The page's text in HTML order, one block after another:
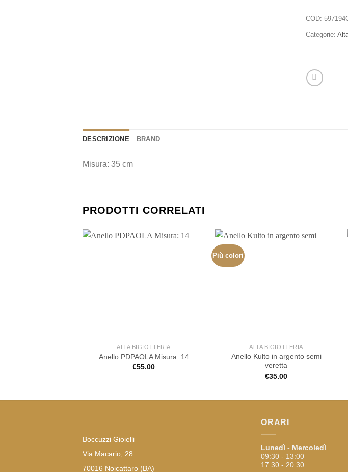
COD:
Categorie:
DESCRIZIONE BRAND
Misura: 35 cm
PRODOTTI CORRELATI
ALTA BIGIOTTERIA
Anello PDPAOLA Misura: 14
€55.00
Più colori
ALTA BIGIOTTERIA
Anello Kulto in argento semi
veretta
€35.00
Boccuzzi Gioielli
Via Macario, 28
70016 Noicattaro (BA)
ORARI
Lunedì - Mercoledì
09:30 - 13:00
17:30 - 20:30